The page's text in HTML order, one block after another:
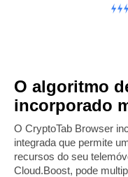
O algoritmo
incorporado
O CryptoTab Browser
integrada que permite
recursos do seu
Cloud.Boost, pode